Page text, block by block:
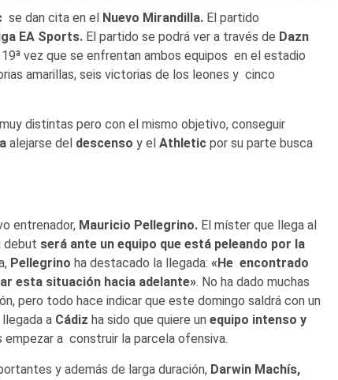
se dan cita en el Nuevo Mirandilla.El partido
EA Sports.El partido se podrá ver a través de Dazn
vez que se enfrentan ambos equipos en el estadio
amarillas, seis victorias de los leones y cinco
distintas pero con el mismo objetivo, conseguir
alejarse del descenso y el Athletic por su parte busca
entrenador, Mauricio Pellegrino. El míster que llega al
debut será ante un equipo que está peleando por la
Pellegrino ha destacado la llegada: «He encontrado
esta situación hacia adelante». No ha dado muchas
pero todo hace indicar que este domingo saldrá con un
a Cádiz ha sido que quiere un equipo intenso y
a construir la parcela ofensiva.
y además de larga duración,Darwin Machís,